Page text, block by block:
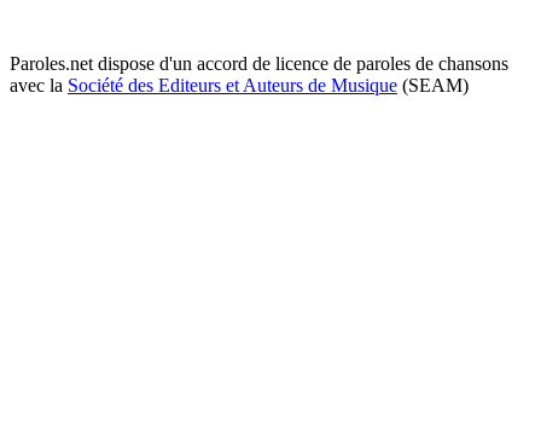
Paroles.net dispose d'un accord de licence de paroles de chansons
avec la Société des Editeurs et Auteurs de Musique (SEAM)